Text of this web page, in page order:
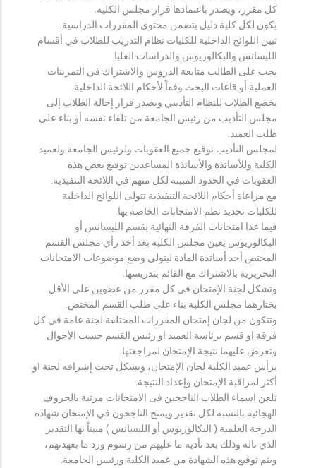
كل مقرر، ويصدر باعتمادها قرار مجلس الكلية.
يكون لكل كلية دليل يتضمن محتوى المقررات الدراسية.
تبين اللوائح الداخلية للكليات نظام التدريب للطلاب في أقسام
الليسانس والبكالوريوس والدراسات العليا.
يجب على الطالب متابعة الدروس والاشتراك في التمرينات
العملية أو قاعات البحث وفقاً لأحكام اللائحة الداخلية.
يخضع الطلاب للنظام التأديبي ويصدر قرار إحالة الطلاب إلى
مجلس التأديب من رئيس الجامعة من تلقاء نفسه أو بناء على
طلب العميد.
لمجلس التأديب توقيع جميع العقوبات ولرئيس الجامعة ولعميد
الكلية وللأساتذة والأساتذة المساعدين توقيع بعض هذه
العقوبات في الحدود المبينة لكل منهم في اللائحة التنفيذية.
مع مراعاة أحكام اللائحة التنفيذية تتولى اللوائح الداخلية
للكليات تحديد نظم الامتحانات الخاصة بها.
فيما عدا امتحانات الفرقة النهائية بقسم الليسانس أو
البكالوريوس يعين مجلس الكلية بعد أخذ رأي مجلس القسم
المختص أحد أساتذة المادة ليتولى وضع موضوعات الامتحانات
التحريرية بالاشتراك مع القائم بتدريسها.
وتشكل لجنة الإمتحان في كل مقرر من عضوين على الأقل
يختارهما مجلس الكلية بناء على طلب القسم المختص.
وتتكون من لجان إمتحان المقررات المختلفة لجنة عامة في كل
فرقة او قسم برئاسة العميد او رئيس القسم حسب الأحوال
وتعرض عليهما نتيجة الإمتحان لمراجعتها.
يرأس عميد الكلية لجان الإمتحان، ويشكل تحت إشرافه لجنة او
أكثر لمراقبة الإمتحان وإعداد النتيجة.
تلعن اسماء الطلاب الناجحين فى الامتحانات مرتبة بالحروف
الهجائيه بالنسبة لكل تقدير ويمنح الناجحون في الإمتحان شهادة
الدرجة العلمية ( البكالوريوس أو الليسانس ) مبيناً بها التقدير
الذي ناله وذلك بعد تأدية ما عليهم من رسوم ورد ما بعهدتهم،
ويتم توقيع هذه الشهادة من عميد الكلية ورئيس الجامعة.